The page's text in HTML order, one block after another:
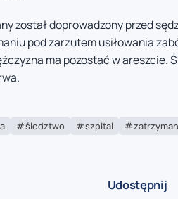
został doprowadzony przed
pod zarzutem usiłowania
ma pozostać w areszcie.
śledztwo szpital
Udostępnij